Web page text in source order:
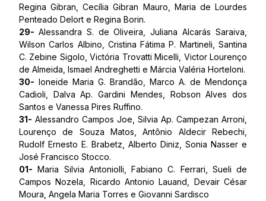
Regina Gibran, Cecília Gibran Mauro, Maria de Lourdes
Penteado Delort e Regina Borin.
29- Alessandra S. de Oliveira, Juliana Alcarás Saraiva,
Wilson Carlos Albino, Cristina Fátima P. Martineli, Santina
C. Zebine Sigolo, Victória Trovatti Micelli, Victor Lourenço
de Almeida, Ismael Andreghetti e Márcia Valéria Horteloni.
30- Ioneide Maria G. Brandão, Marco A. de Mendonça
Cadioli, Dalva Ap. Gardini Mendes, Robson Alves dos
Santos e Vanessa Pires Ruffino.
31- Alessandro Campos Joe, Silvia Ap. Campezan Arroni,
Lourenço de Souza Matos, Antônio Aldecir Rebechi,
Rudolf Ernesto E. Brabetz, Alberto Diniz, Sonia Nasser e
José Francisco Stocco.
01- Maria Silvia Antoniolli, Fabiano C. Ferrari, Sueli de
Campos Nozela, Ricardo Antonio Lauand, Devair César
Moura, Angela Maria Torres e Giovanni Sardisco